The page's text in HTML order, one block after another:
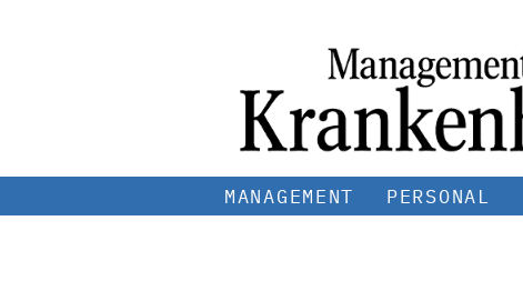
MANAGEMENT PERSONAL